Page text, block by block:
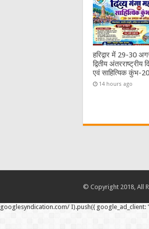
हरिद्वार में 29-30
द्वितीय अंतरराष्ट्रीय
एवं साहित्यिक कुंभ-
14 hours ago
© Copyright 2018, All
googlesyndication.com/ I).push({ google_ad_client: